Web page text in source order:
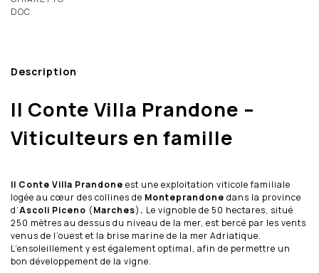
Description
Il Conte Villa Prandone –
Viticulteurs en famille
Il Conte Villa Prandone est une exploitation viticole familiale
logée au cœur des collines de Monteprandone dans la province
d’Ascoli Piceno (Marches) . Le vignoble de 50 hectares, situé
250 mètres au dessus du niveau de la mer, est bercé par les vents
venus de l’ouest et la brise marine de la mer Adriatique.
L’ensoleillement y est également optimal, afin de permettre un
bon développement de la vigne.